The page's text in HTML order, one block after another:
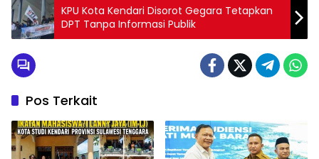
KPU Kota Kendari Disorot Gegara Tetapkan
DPT Tanpa Informasi Publik
Pos Terkait